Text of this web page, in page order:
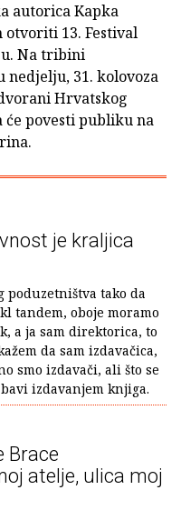
autorica Kapka
otvoriti 13. Festival
Na tribini
nedjelju, 31. kolovoza
Hrvatskog
će povesti publiku na
je kraljica
poduzetništva tako da
tandem, oboje moramo
a ja sam direktorica, to
da sam izdavačica,
smo izdavači, ali što se
izdavanjem knjiga.
Brace
atelje, ulica moj